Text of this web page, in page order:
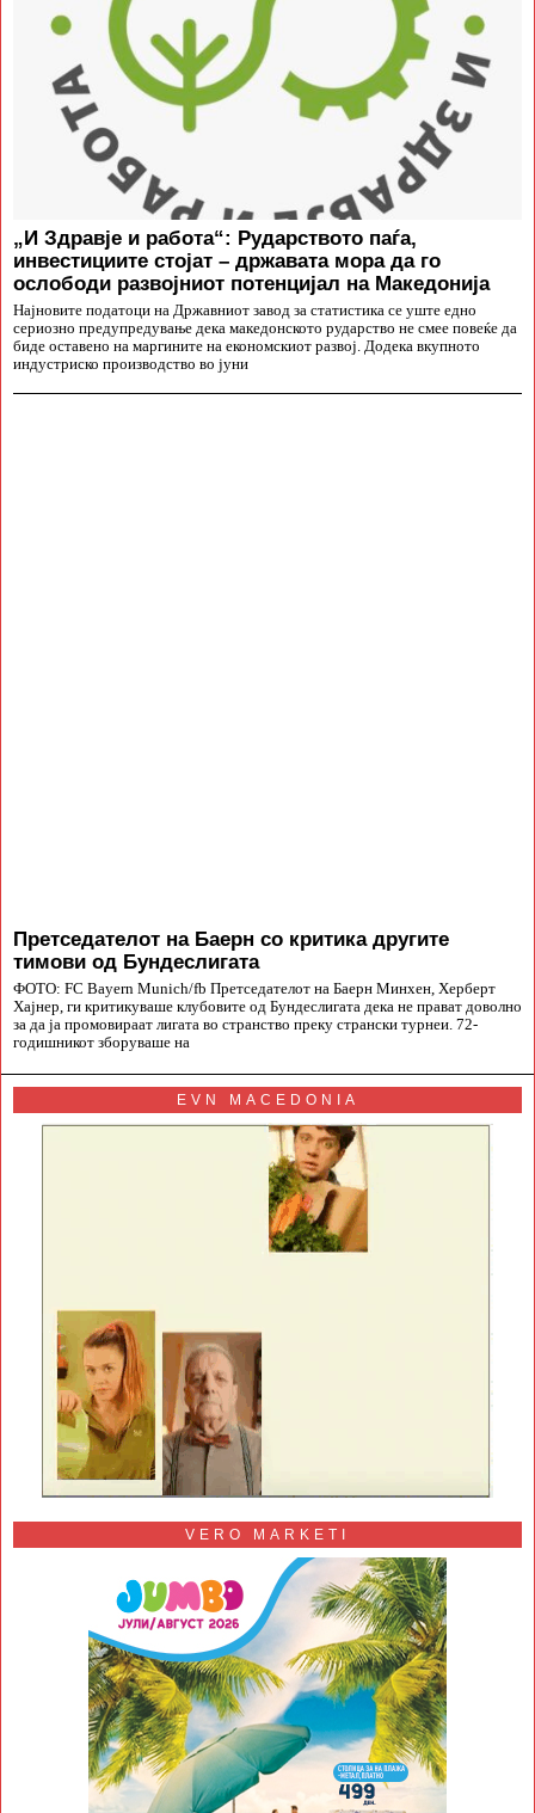
„И Здравје и работа“: Рударството паѓа,
инвестициите стојат – државата мора да го
ослободи развојниот потенцијал на Македонија
Најновите податоци на Државниот завод за статистика се уште едно
сериозно предупредување дека македонското рударство не смее повеќе да
биде оставено на маргините на економскиот развој. Додека вкупното
индустриско производство во јуни
Претседателот на Баерн со критика другите
тимови од Бундеслигата
ФОТО: FC Bayern Munich/fb Претседателот на Баерн Минхен, Херберт
Хајнер, ги критикуваше клубовите од Бундеслигата дека не прават доволно
за да ја промовираат лигата во странство преку странски турнеи. 72-
годишникот зборуваше на
EVN MACEDONIA
VERO MARKETI